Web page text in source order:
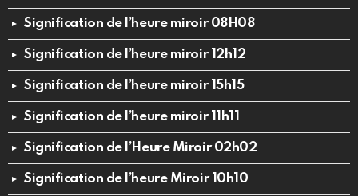
Signification de l’heure miroir 08H08
Signification de l’heure miroir 12h12
Signification de l’heure miroir 15h15
Signification de l’heure miroir 11h11
Signification de l’Heure Miroir 02h02
Signification de l’heure Miroir 10h10